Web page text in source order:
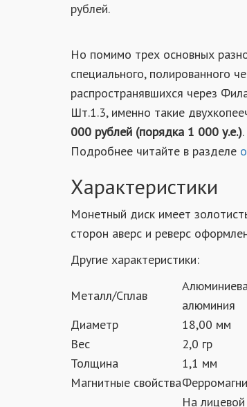
рублей.
Но помимо трех основных
специального, полированного
распространявшихся через
Шт.1.3, именно такие
000 рублей (порядка 1 000 у.е.).
Подробнее читайте в разделе
Характеристики
Монетный диск имеет
сторон аверс и реверс
Другие характеристики:
Металл/Сплав
алюминия
Диаметр
18,00 мм
Вес
2,0 гр
Толщина
1,1 мм
Магнитные свойства
На лицевой